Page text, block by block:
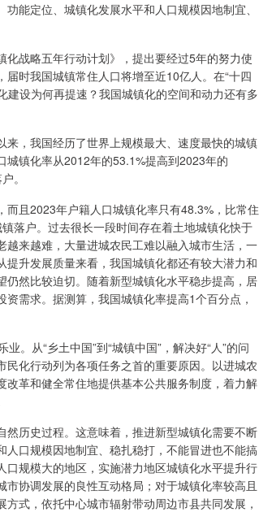
定位、城镇化发展水平和人口规模因地制宜、
战略五年行动计划》，提出要经过5年的努力使
时我国城镇常住人口将增至近10亿人。在“十四
建设为何再提速？我国城镇化的空间和动力还有多
，我国经历了世界上规模最大、速度最快的城镇
镇化率从2012年的53.1%提高到2023年的
。
且2023年户籍人口城镇化率只有48.3%，比常住
落户。过去很长一段时间存在着土地城镇化快于
来越难，大量进城农民工难以融入城市生活，一
升发展质量来看，我国城镇化都还有较大潜力和
然比较迫切。随着新型城镇化水平稳步提高，居
需求。据测算，我国城镇化率提高1个百分点，
从“乡土中国”到“城镇中国”，解决好“人”的问
化行动列为各项任务之首的重要原因。以进城农
革和健全常住地提供基本公共服务制度，着力解
历史过程。这意味着，推进新型城镇化需要不断
口规模因地制宜、稳扎稳打，不能冒进也不能搞
规模大的地区，实施潜力地区城镇化水平提升行
协调发展的良性互动格局；对于城镇化率较高且
式，依托中心城市辐射带动周边市县共同发展，